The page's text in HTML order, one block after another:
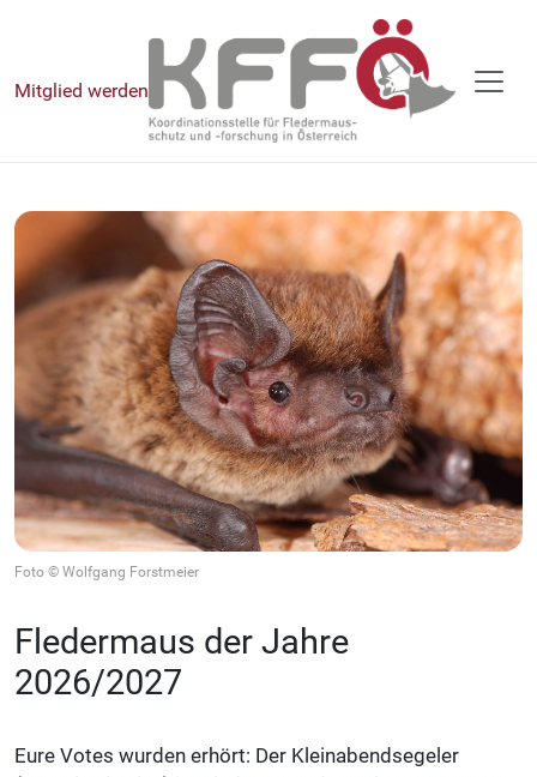
Mitglied werden
Foto © Wolfgang Forstmeier
Fledermaus der Jahre
2026/2027
Eure Votes wurden erhört: Der Kleinabendsegeler